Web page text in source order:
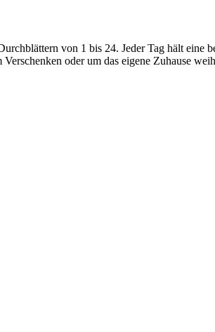
von 1 bis 24. Jeder Tag hält eine
oder um das eigene Zuhause